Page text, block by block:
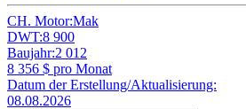
CH. Motor:Mak
DWT:8 900
Baujahr:2 012
8 356 $ pro Monat
Datum der Erstellung/Aktualisierung:
08.08.2026